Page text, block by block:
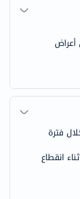
أعراض
فترة
انقطاع